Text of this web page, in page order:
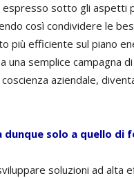
sotto gli aspetti
così condividere le
più efficiente sul piano
semplice campagna
aziendale,
dunque solo a quello di
soluzioni ad alta